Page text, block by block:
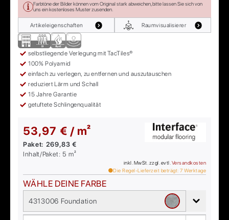
Farbtöne der Bilder können vom Original stark abweichen, bitte lassen Sie sich von
uns ein kostenloses Muster zusenden.
Artikeleigenschaften Raumvisualisierer
selbstliegende Verlegung mit TacTiles®
100% Polyamid
einfach zu verlegen, zu entfernen und auszutauschen
reduziert Lärm und Schall
15 Jahre Garantie
getuftete Schlingenqualität
53,97 € / m²
Paket: 269,83 €
Inhalt/Paket: 5 m²
inkl. MwSt. zzgl. evtl. Versandkosten
Die Regel-Lieferzeit beträgt: 7 Werktage
WÄHLE DEINE FARBE
4313006 Foundation